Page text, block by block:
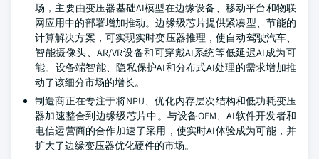
场，主要由变压器基础AI模型在边缘设备、移动平台和物联
网应用中的部署增加推动。边缘级芯片提供紧凑型、节能的
计算解决方案，可实现实时变压器推理，使自动驾驶汽车、
智能摄像头、AR/VR设备和可穿戴AI系统等低延迟AI成为可
能。设备端智能、隐私保护AI和分布式AI处理的需求增加推
动了该细分市场的增长。
制造商正在专注于将NPU、优化内存层次结构和低功耗变压
器加速整合到边缘级芯片中。与设备OEM、AI软件开发者和
电信运营商的合作加速了采用，使实时AI体验成为可能，并
扩大了边缘变压器优化硬件的市场。